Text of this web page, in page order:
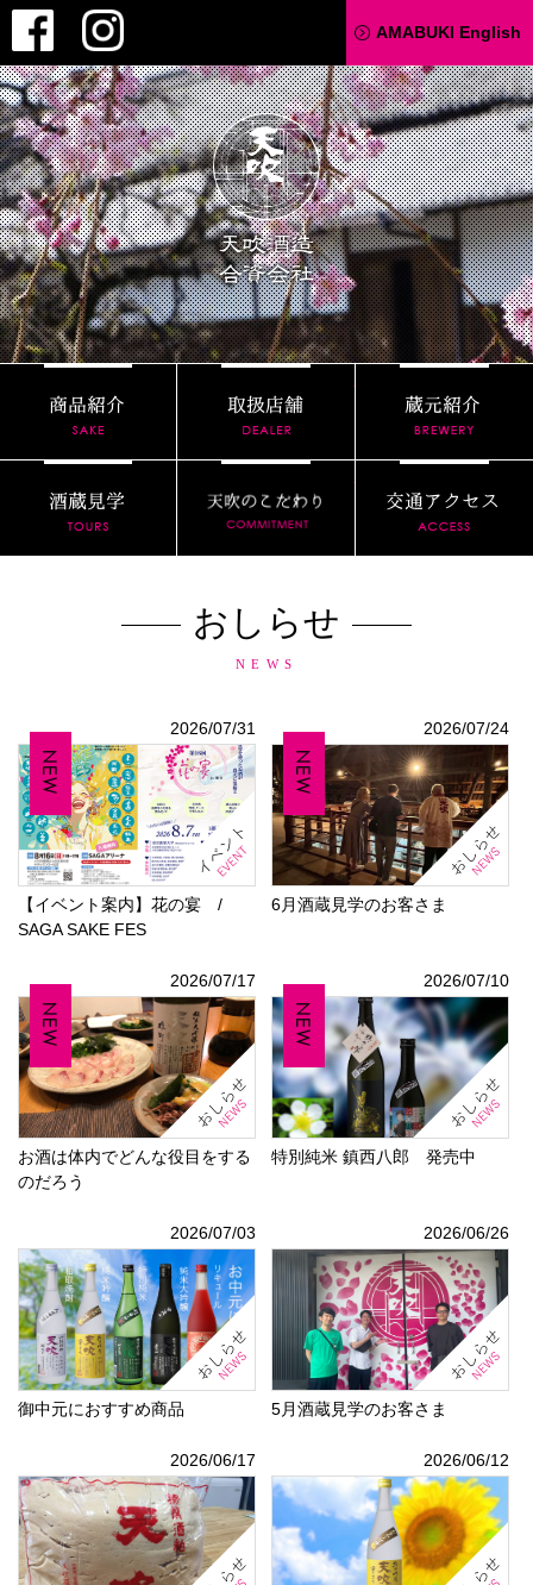
Facebook AMABUKI English
天吹酒造
おしらせ
NEWS
2026/07/31
【イベント案内】花の宴 /
SAGA SAKE FES
2026/07/24
6月酒蔵見学のお客さま
2026/07/17
お酒は体内でどんな役目をする
のだろう
2026/07/10
特別純米 鎮西八郎 発売中
2026/07/03
御中元におすすめ商品
2026/06/26
5月酒蔵見学のお客さま
2026/06/17 2026/06/12